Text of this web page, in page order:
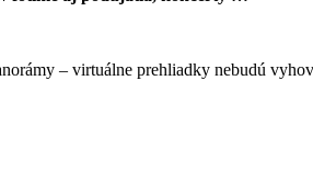
– virtuálne prehliadky nebudú